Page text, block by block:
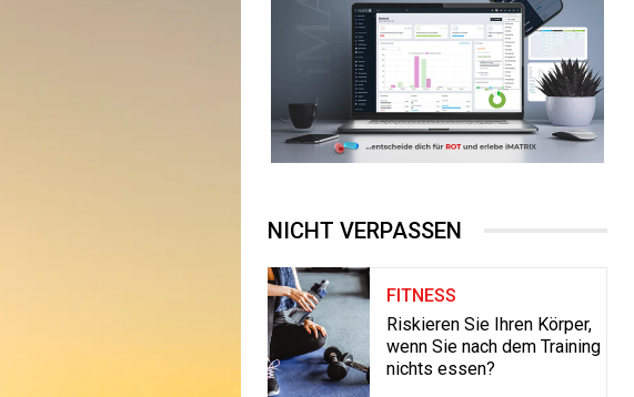
NICHT VERPASSEN
FITNESS
Riskieren Sie Ihren Körper,
wenn Sie nach dem Training
nichts essen?